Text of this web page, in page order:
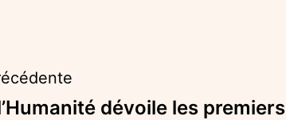
dévoile les premiers